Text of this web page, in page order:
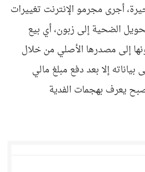
أجرى مجرمو الإنترنت تغييرات
الضحية إلى زبون، أي بيع
إلى مصدرها الأصلي من خلال
إلا بعد دفع مبلغ مالي
يعرف بهجمات الفدية